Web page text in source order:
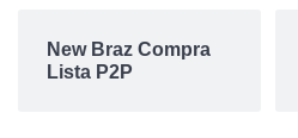
New Braz Compra
Lista P2P